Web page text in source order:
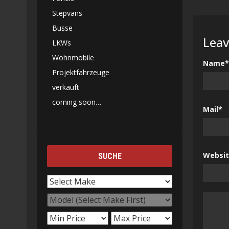
Name*
Mail*
Stepvans
Busse
LKWs
Wohnmobile
Projektfahrzeuge
verkauft
coming soon…
SUCHE